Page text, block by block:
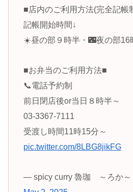
■店内のご利用方法(完全記帳
記帳開始時間↓
☀️昼の部９時半・🌃夜の部16
■お弁当のご利用方法■
📞電話予約制
前日閉店後or当日８時半～
03‐3367‐7111
受渡し時間11時15分～
pic.twitter.com/8LBG8jikFG
— spicy curry 魯珈 ～ろか～